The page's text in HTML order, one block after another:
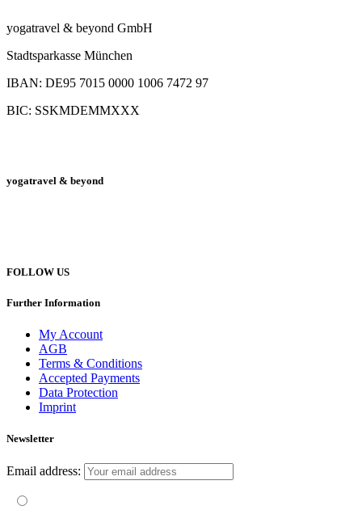
yogatravel & beyond GmbH
Stadtsparkasse München
IBAN: DE95 7015 0000 1006 7472 97
BIC: SSKMDEMMXXX
yogatravel & beyond
FOLLOW US
Further Information
My Account
AGB
Terms & Conditions
Accepted Payments
Data Protection
Imprint
Newsletter
Email address: